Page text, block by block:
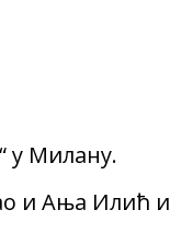
у Милану.
и Ања Илић и